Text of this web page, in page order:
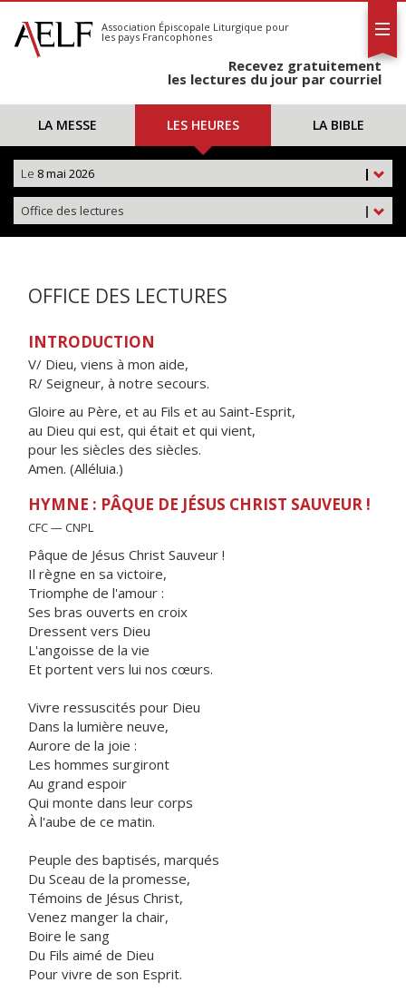
S'abonner
Calendrier
Association Épiscopale Liturgique pour
les pays Francophones
Recevez gratuitement
les lectures du jour par courriel
LA MESSE LES HEURES LA BIBLE
|
Le 8 mai 2026
|
Office des lectures
OFFICE DES LECTURES
INTRODUCTION
V/ Dieu, viens à mon aide,
R/ Seigneur, à notre secours.
Gloire au Père, et au Fils et au Saint-Esprit,
au Dieu qui est, qui était et qui vient,
pour les siècles des siècles.
Amen. (Alléluia.)
HYMNE : PÂQUE DE JÉSUS CHRIST SAUVEUR !
CFC — CNPL
Pâque de Jésus Christ Sauveur !
Il règne en sa victoire,
Triomphe de l'amour :
Ses bras ouverts en croix
Dressent vers Dieu
L'angoisse de la vie
Et portent vers lui nos cœurs.
Vivre ressuscités pour Dieu
Dans la lumière neuve,
Aurore de la joie :
Les hommes surgiront
Au grand espoir
Qui monte dans leur corps
À l'aube de ce matin.
Peuple des baptisés, marqués
Du Sceau de la promesse,
Témoins de Jésus Christ,
Venez manger la chair,
Boire le sang
Du Fils aimé de Dieu
Pour vivre de son Esprit.